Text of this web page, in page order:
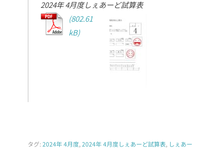
2024年 4月度しぇあーど試算表
タグ:2024年 4月度, 2024年 4月度しぇあーど試算表, しぇあー